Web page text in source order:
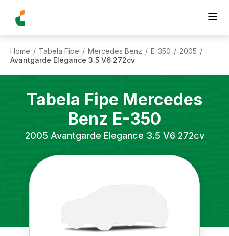
Home / Tabela Fipe / Mercedes Benz / E-350 / 2005 /
Avantgarde Elegance 3.5 V6 272cv
Tabela Fipe Mercedes
Benz E-350
2005 Avantgarde Elegance 3.5 V6 272cv